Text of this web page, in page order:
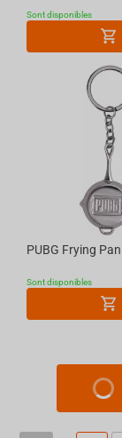
Sont disponibles
Sont disponibles